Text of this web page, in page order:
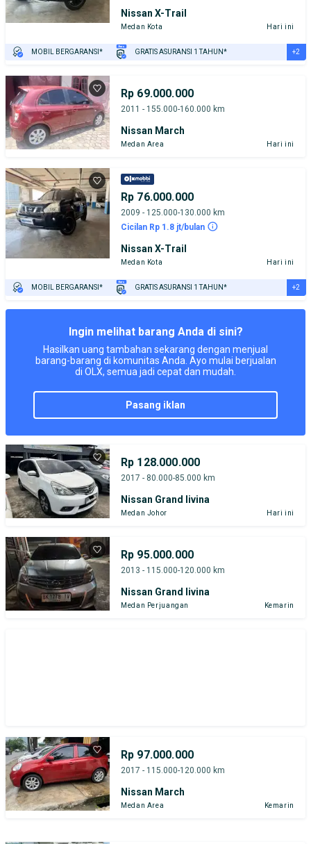
Nissan X-Trail
Medan Kota Hari ini
MOBIL BERGARANSI* GRATIS ASURANSI 1 TAHUN* +2
Rp 69.000.000
2011 - 155.000-160.000 km
Nissan March
Medan Area Hari ini
Rp 76.000.000
2009 - 125.000-130.000 km
Cicilan Rp 1.8 jt/bulan
Nissan X-Trail
Medan Kota Hari ini
MOBIL BERGARANSI* GRATIS ASURANSI 1 TAHUN* +2
Ingin melihat barang Anda di sini?
Hasilkan uang tambahan sekarang dengan menjual
barang-barang di komunitas Anda. Ayo mulai berjualan
di OLX, semua jadi cepat dan mudah.
pasang iklan
Rp 128.000.000
2017 - 80.000-85.000 km
Nissan Grand livina
Medan Johor Hari ini
Rp 95.000.000
2013 - 115.000-120.000 km
Nissan Grand livina
Medan Perjuangan Kemarin
Rp 97.000.000
2017 - 115.000-120.000 km
Nissan March
Medan Area Kemarin